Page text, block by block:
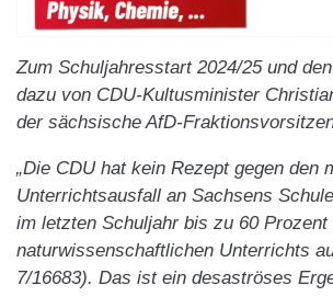
Zum Schuljahresstart 2024/25 und
dazu von CDU-Kultusminister
der sächsische AfD-
„Die CDU hat kein Rezept gegen den
Unterrichtsausfall an Sachsens
im letzten Schuljahr bis zu 60 Prozent
naturwissenschaftlichen Unterrichts
7/16683). Das ist ein desaströses